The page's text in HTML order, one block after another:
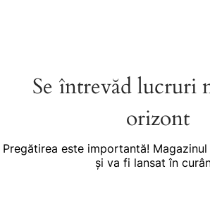
Se întrevăd lucruri
orizont
Pregătirea este importantă!
și va fi lansat în